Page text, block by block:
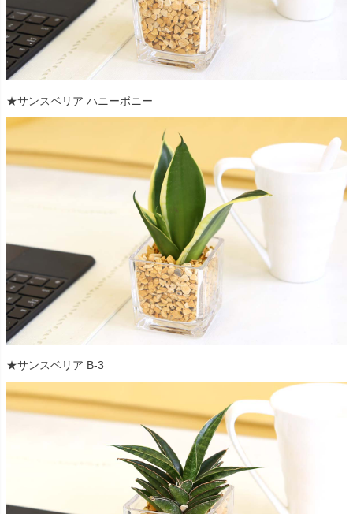
★サンスベリア ハニーボニー
★サンスベリア B-3